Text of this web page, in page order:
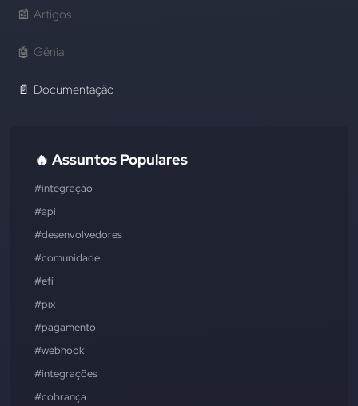
📰 Artigos
🤖 Gênia
📄 Documentação
🔥 Assuntos Populares
#integração
#api
#desenvolvedores
#comunidade
#efí
#pix
#pagamento
#webhook
#integrações
#cobrança